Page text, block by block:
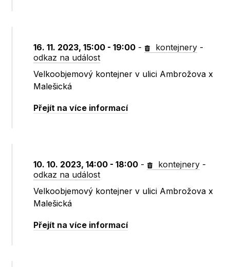
16. 11. 2023, 15:00 - 19:00 - kontejnery -
odkaz na událost
Velkoobjemový kontejner v ulici Ambrožova x
Malešická
Přejít na více informací
10. 10. 2023, 14:00 - 18:00 - kontejnery -
odkaz na událost
Velkoobjemový kontejner v ulici Ambrožova x
Malešická
Přejít na více informací